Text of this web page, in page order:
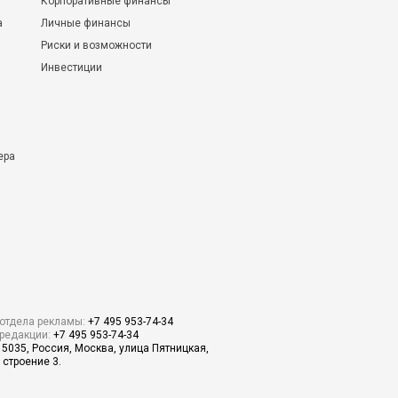
Личные финансы
Риски и возможности
Инвестиции
рекламы: +7 495 953-74-34
+7 495 953-74-34
Россия, Москва, улица Пятницкая,
3.